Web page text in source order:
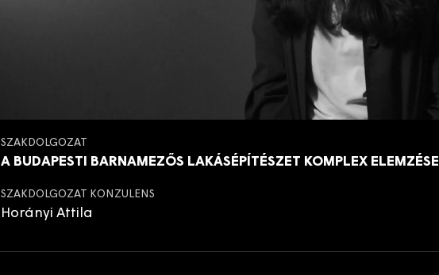
SZAKDOLGOZAT
A BUDAPESTI BARNAMEZŐS LAKÁSÉPÍTÉSZET KOMPLEX ELEMZÉSE
SZAKDOLGOZAT KONZULENS
Horányi Attila